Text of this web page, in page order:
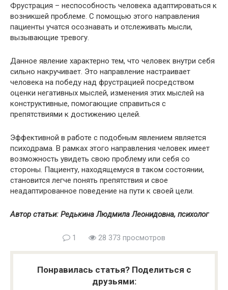
Фрустрация – неспособность человека адаптироваться к
возникшей проблеме. С помощью этого направления
пациенты учатся осознавать и отслеживать мысли,
вызывающие тревогу.
Данное явление характерно тем, что человек внутри себя
сильно накручивает. Это направление настраивает
человека на победу над фрустрацией посредством
оценки негативных мыслей, изменения этих мыслей на
конструктивные, помогающие справиться с
препятствиями к достижению целей.
Эффективной в работе с подобным явлением является
психодрама. В рамках этого направления человек имеет
возможность увидеть свою проблему или себя со
стороны. Пациенту, находящемуся в таком состоянии,
становится легче понять препятствия и свое
неадаптированное поведение на пути к своей цели.
Автор статьи: Редькина Людмила Леонидовна, психолог
1 28 373 просмотров
Понравилась статья? Поделиться с
друзьями: